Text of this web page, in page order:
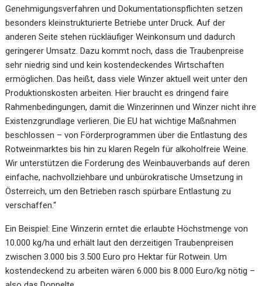
Genehmigungsverfahren und Dokumentationspflichten setzen
besonders kleinstrukturierte Betriebe unter Druck.Auf der
anderen Seite stehen rückläufiger Weinkonsum und dadurch
geringerer Umsatz. Dazu kommt noch, dass die Traubenpreise
sehr niedrig sind und kein kostendeckendes Wirtschaften
ermöglichen. Das heißt, dass viele Winzer aktuell weit unter den
Produktionskosten arbeiten. Hier braucht es dringend faire
Rahmenbedingungen, damit die Winzerinnen und Winzer nicht ihre
Existenzgrundlage verlieren.Die EU hat wichtige Maßnahmen
beschlossen – von Förderprogrammen über die Entlastung des
Rotweinmarktes bis hin zu klaren Regeln für alkoholfreie Weine.
Wir unterstützen die Forderung des Weinbauverbands auf deren
einfache, nachvollziehbare und unbürokratische Umsetzung in
Österreich, um den Betrieben rasch spürbare Entlastung zu
verschaffen.“
Ein Beispiel: Eine Winzerin erntet die erlaubte Höchstmenge von
10.000 kg/ha und erhält laut den derzeitigen Traubenpreisen
zwischen 3.000 bis 3.500 Euro pro Hektar für Rotwein. Um
kostendeckend zu arbeiten wären 6.000 bis 8.000 Euro/kg nötig –